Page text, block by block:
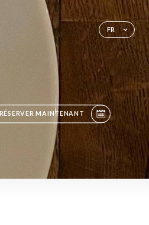
FR
RÉSERVER MAINTENANT